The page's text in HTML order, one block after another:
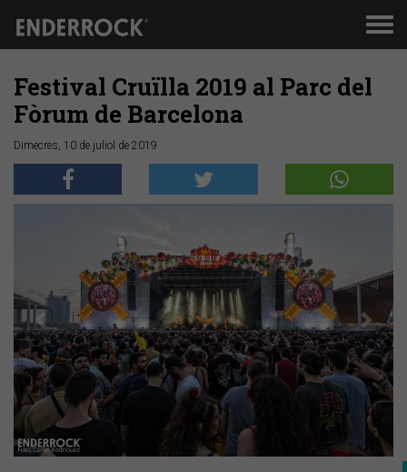
Festival Cruïlla 2019 al Parc del
Fòrum de Barcelona
Dimecres, 10 de juliol de 2019
Anterior